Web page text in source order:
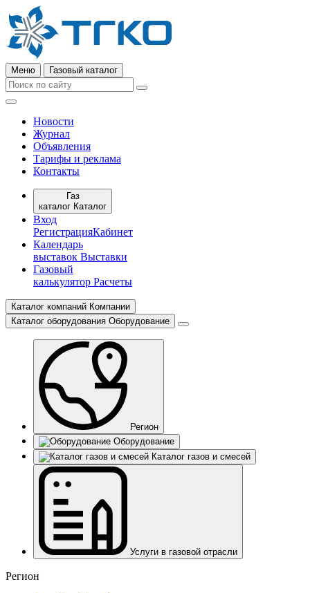
Меню Газовый каталог
Новости
Журнал
Объявления
Тарифы и реклама
Контакты
Газ
каталог Каталог
Вход
РегистрацияКабинет
Календарь
выставок Выставки
Газовый
калькулятор Расчеты
Каталог компаний Компании
Каталог оборудования Оборудование
Регион
Оборудование
Каталог газов и смесей
Услуги в газовой отрасли
Регион